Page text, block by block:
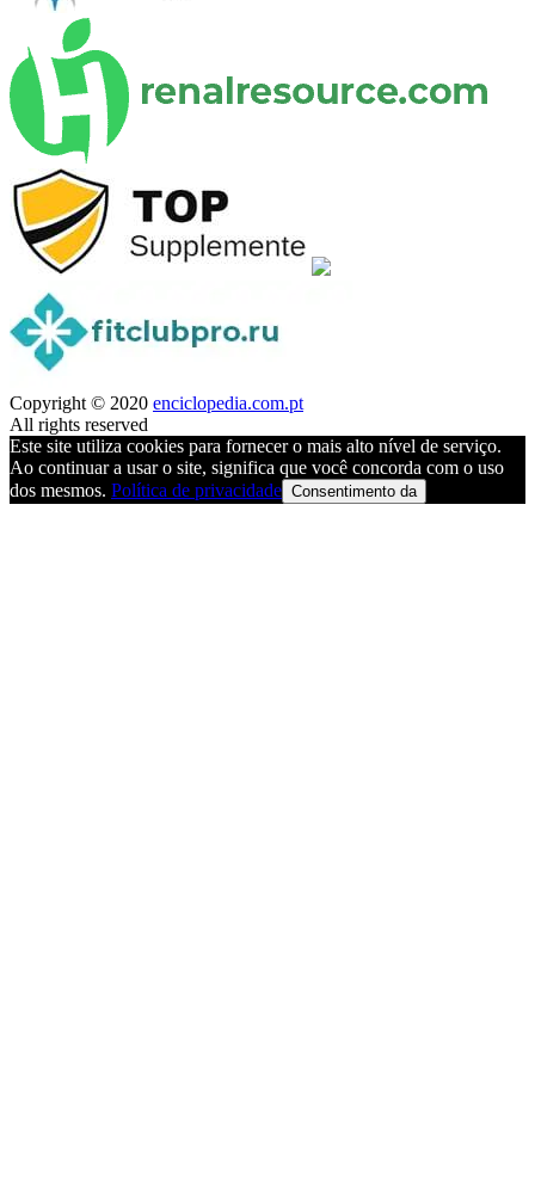
Copyright © 2020 enciclopedia.com.pt
All rights reserved
Este site utiliza cookies para fornecer o mais alto nível de serviço.
Ao continuar a usar o site, significa que você concorda com o uso
dos mesmos. Política de privacidade Consentimento da